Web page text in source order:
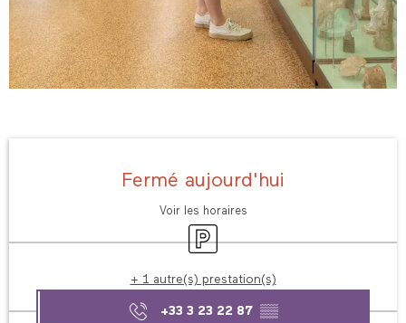
Fermé aujourd'hui
Voir les horaires
Parking
+ 1 autre(s) prestation(s)
+33 3 23 22 87 ▒▒